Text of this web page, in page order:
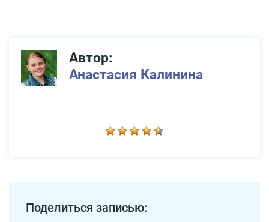
Автор:
Анастасия Калинина
Поделиться записью: